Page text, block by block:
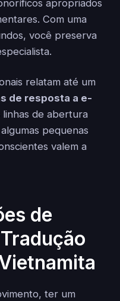
apropriados
Com uma
você preserva
relatam até um
de resposta a e-
linhas de abertura
pequenas
valem a
de
ter um